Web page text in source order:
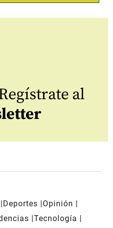
al
Deportes
Opinión
Tecnología